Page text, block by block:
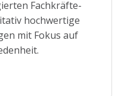
Fachkräfte-
hochwertige
mit Fokus auf